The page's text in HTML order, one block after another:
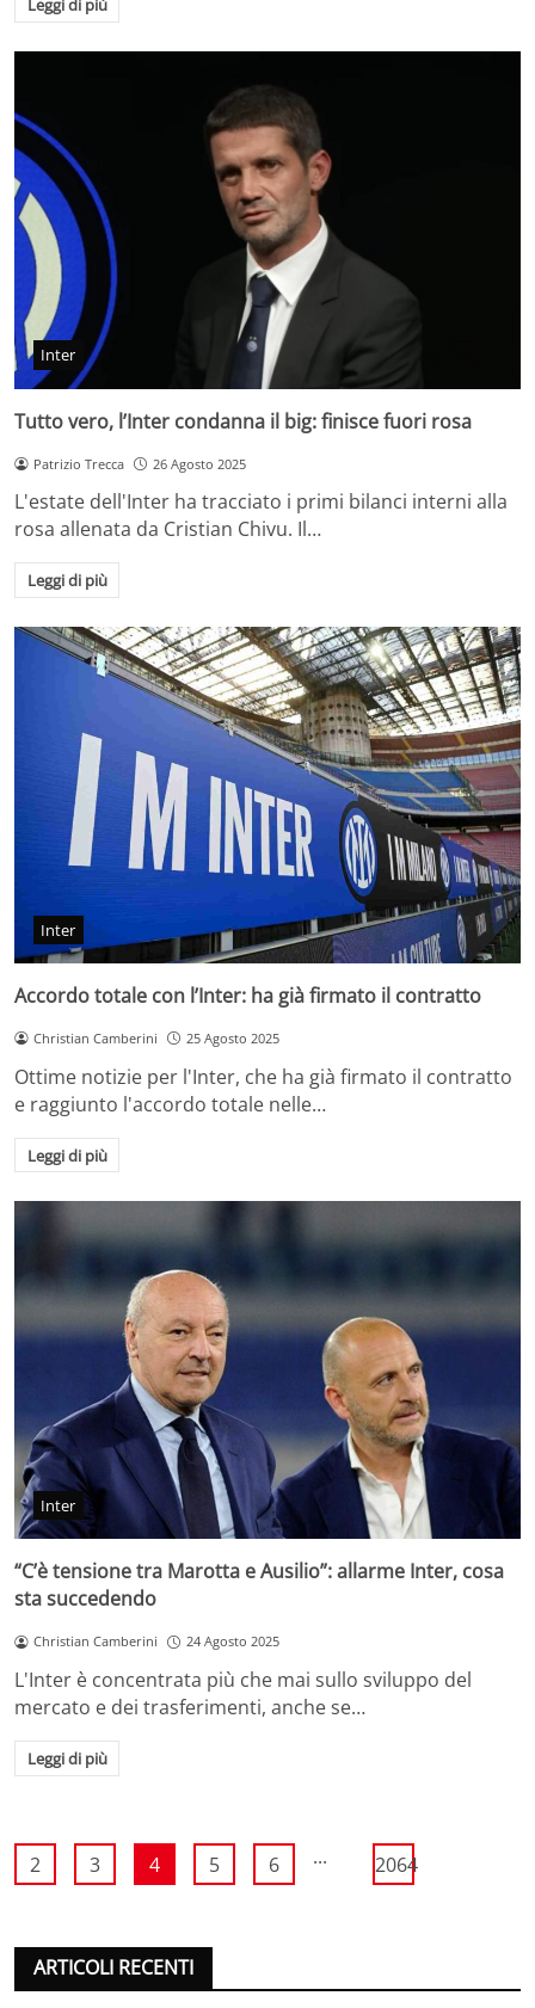
Leggi di più
Inter
Tutto vero, l’Inter condanna il big: finisce fuori rosa
Patrizio Trecca 26 Agosto 2025
L'estate dell'Inter ha tracciato i primi bilanci interni alla
rosa allenata da Cristian Chivu. Il…
Leggi di più
Inter
Accordo totale con l’Inter: ha già firmato il contratto
Christian Camberini 25 Agosto 2025
Ottime notizie per l'Inter, che ha già firmato il contratto
e raggiunto l'accordo totale nelle…
Leggi di più
Inter
“C’è tensione tra Marotta e Ausilio”: allarme Inter, cosa
sta succedendo
Christian Camberini 24 Agosto 2025
L'Inter è concentrata più che mai sullo sviluppo del
mercato e dei trasferimenti, anche se…
Leggi di più
2 3 4 5 6 ... 2064
ARTICOLI RECENTI